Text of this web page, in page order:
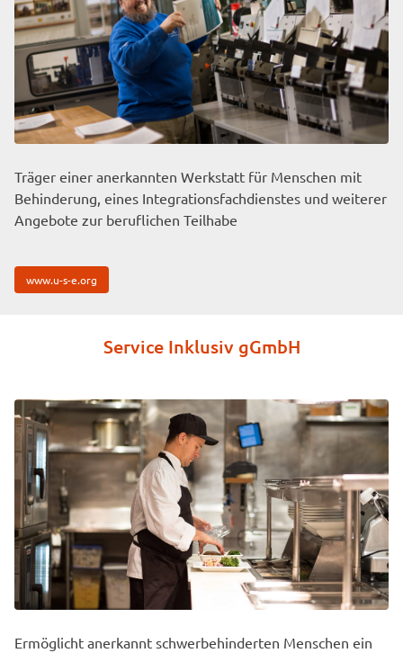
Träger einer anerkannten Werkstatt für Menschen mit
Behinderung, eines Integrationsfachdienstes und weiterer
Angebote zur beruflichen Teilhabe
www.u-s-e.org
Service Inklusiv gGmbH
Ermöglicht anerkannt schwerbehinderten Menschen ein